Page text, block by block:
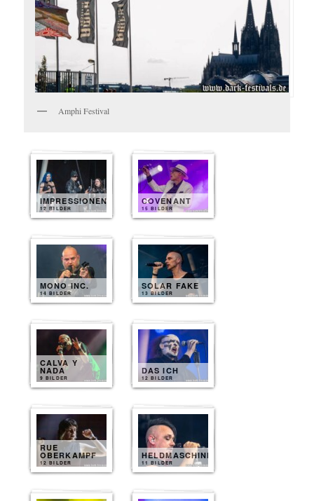
Amphi Festival
IMPRESSIONEN
12 BILDER
COVENANT
15 BILDER
MONO INC.
14 BILDER
SOLAR FAKE
13 BILDER
CALVA Y
NADA
9 BILDER
DAS ICH
12 BILDER
RUE
OBERKAMPF
12 BILDER
HELDMASCHINE
11 BILDER